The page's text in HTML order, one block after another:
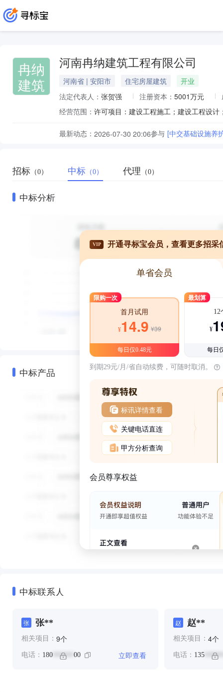
冉纳
建筑
河南冉纳建筑工程有限公司
河南省 | 安阳市 住宅房屋建筑
开业
法定代表人： 张贺强 注册资本： 5001万元
经营范围：
最新动态： 2026-07-30 20:06参与 [中交基础设施养
招标 （0） 中标 （0） 代理 （0）
中标分析
中标产品
VIP 开通寻标宝会员，查看更多招采
单省会员
限购一次
首月试用
¥14.9 ¥39
每日仅0.48元
最划算
12
¥
每日
到期29元/月/省自动续费，可随时取消。
标讯详情查看
关键电话直连
甲方分析查询
会员尊享权益
中标联系人
张 张**
相关项目： 9个
电话： 180 ****** 00 立即查看
赵 赵**
相关项目： 4个
电话： 135